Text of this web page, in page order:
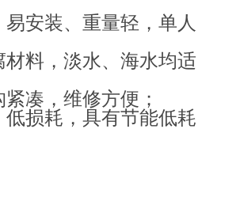
易安装、重量轻，单人
材料，淡水、海水均适
凑，维修方便；
低损耗，具有节能低耗